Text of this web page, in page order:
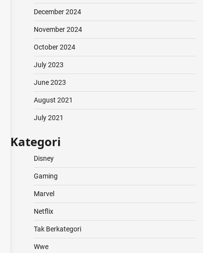
December 2024
November 2024
October 2024
July 2023
June 2023
August 2021
July 2021
Kategori
Disney
Gaming
Marvel
Netflix
Tak Berkategori
Wwe